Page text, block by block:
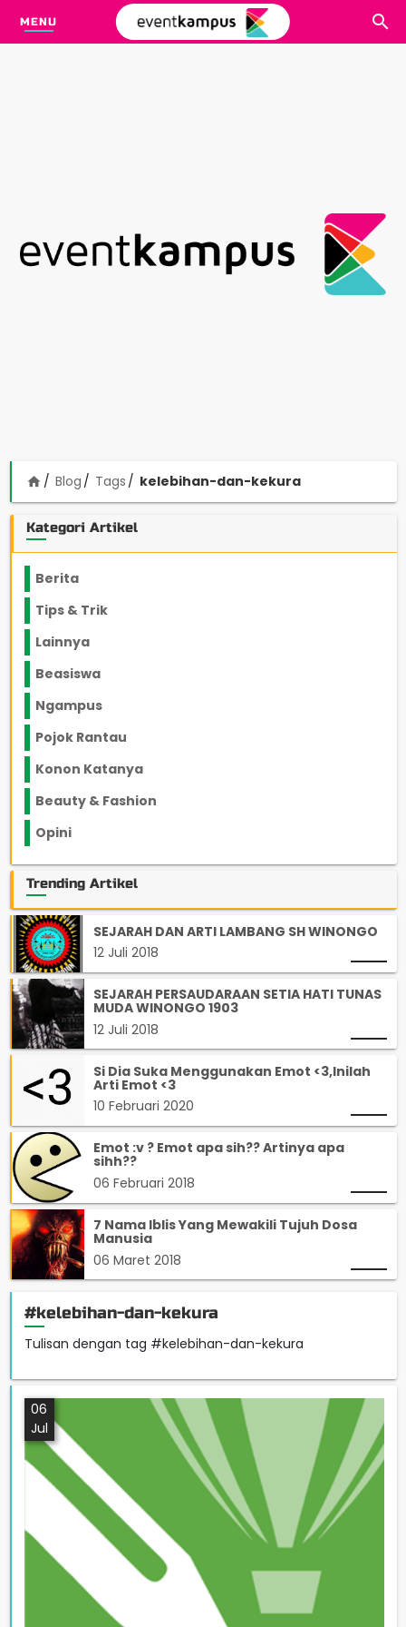
MENU
home Blog Tags kelebihan-dan-kekura
Kategori Artikel
Berita
Tips & Trik
Lainnya
Beasiswa
Ngampus
Pojok Rantau
Konon Katanya
Beauty & Fashion
Opini
Trending Artikel
SEJARAH DAN ARTI LAMBANG SH WINONGO
12 Juli 2018
SEJARAH PERSAUDARAAN SETIA HATI TUNAS
MUDA WINONGO 1903
12 Juli 2018
Si Dia Suka Menggunakan Emot <3,Inilah
Arti Emot <3
10 Februari 2020
Emot :v ? Emot apa sih?? Artinya apa
sihh??
06 Februari 2018
7 Nama Iblis Yang Mewakili Tujuh Dosa
Manusia
06 Maret 2018
#kelebihan-dan-kekura
Tulisan dengan tag #kelebihan-dan-kekura
06
Jul